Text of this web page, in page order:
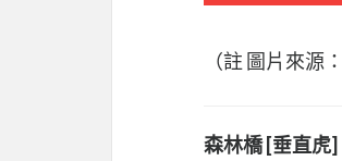
（註 圖片來源：
森林橋 [垂直虎]